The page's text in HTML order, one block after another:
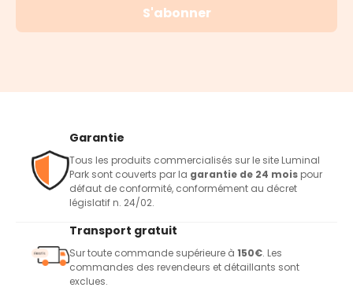
S'abonner
Garantie
Tous les produits commercialisés sur le site Luminal
Park sont couverts par la garantie de 24 mois pour
défaut de conformité, conformément au décret
législatif n. 24/02.
Transport gratuit
Sur toute commande supérieure à 150€. Les
commandes des revendeurs et détaillants sont
exclues.